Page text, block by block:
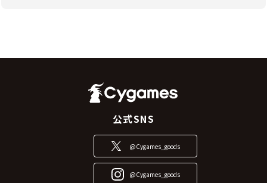
公式SNS
@Cygames_goods
@Cygames_goods